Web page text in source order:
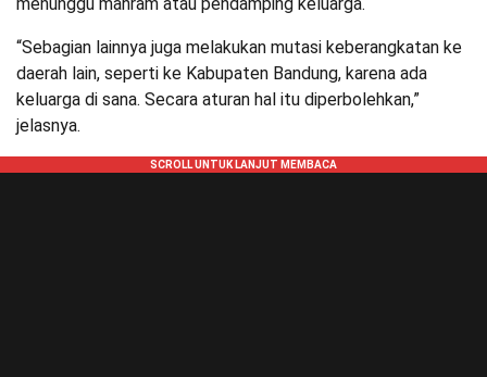
menunggu mahram atau pendamping keluarga.
“Sebagian lainnya juga melakukan mutasi keberangkatan ke
daerah lain, seperti ke Kabupaten Bandung, karena ada
keluarga di sana. Secara aturan hal itu diperbolehkan,”
jelasnya.